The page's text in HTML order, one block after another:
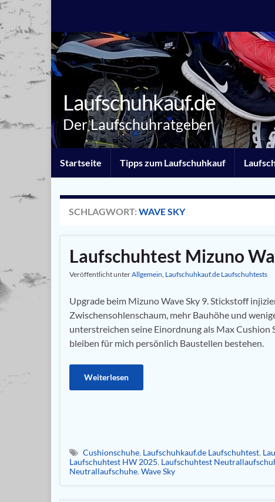
Laufschuhkauf.de
Der Laufschuhratgeber
Startseite Tipps zum Laufschuhkauf
SCHLAGWORT: WAVE SKY
Laufschuhtest Mizuno
Veröffentlicht unterAllgemein, Laufschuhkauf.de Laufschuhtests
Upgrade beim Mizuno Wave Sky 9. Stickstoff
Zwischensohlenschaum, mehr Bauhöhe und
unterstreichen seine Einordnung als Max Cushion
bleiben für mich persönlich Baustellen bestehen.
Weiterlesen
Cushionschuhe, Laufschuhkauf.de Laufschuhtest,
Laufschuhtest HW 2025, Laufschuhtest
Neutrallaufschuhe, Wave Sky